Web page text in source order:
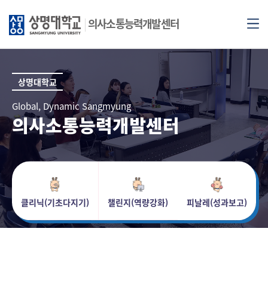
의사소통능력개발센터
상명대학교
Global, Dynamic Sangmyung
의사소통능력개발센터
클리닉(기초다지기) 챌린지(역량강화) 피날레(성과보고)